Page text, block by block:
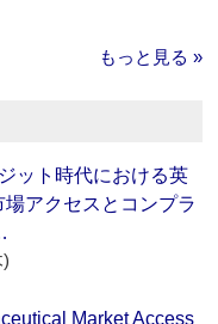
もっと見る »
ット時代における英
アクセスとコンプラ
Market Access